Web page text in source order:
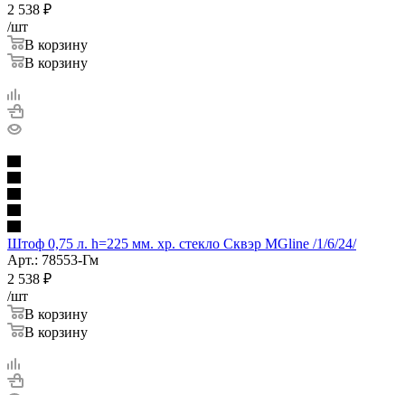
2 538 ₽
/шт
В корзину
В корзину
Штоф 0,75 л. h=225 мм. хр. стекло Сквэр MGline /1/6/24/
Арт.: 78553-Гм
2 538 ₽
/шт
В корзину
В корзину